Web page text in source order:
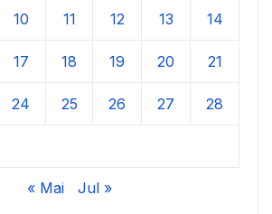
10 11 12 13 14
17 18 19 20 21
24 25 26 27 28
« Mai Jul »